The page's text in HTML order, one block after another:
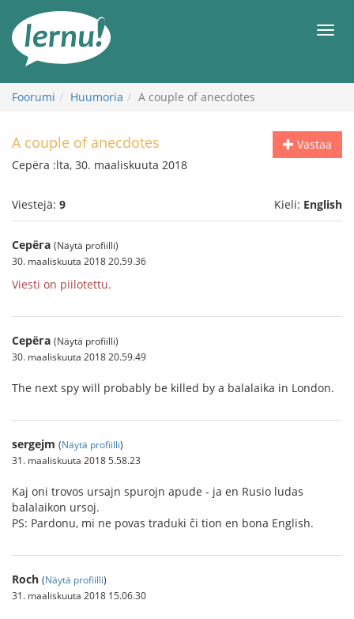
sisältöön
Foorumi Huumoria A couple of anecdotes
Vastaa
A couple of anecdotes
Серёга :lta, 30. maaliskuuta 2018
Viestejä: 9 Kieli: English
Серёга (Näytä profiilli)
30. maaliskuuta 2018 20.59.36
Viesti on piilotettu.
Серёга (Näytä profiilli)
30. maaliskuuta 2018 20.59.49
The next spy will probably be killed by a balalaika in London.
sergejm (Näytä profiilli)
31. maaliskuuta 2018 5.58.23
Kaj oni trovos ursajn spurojn apude - ja en Rusio ludas
balalaikon ursoj.
PS: Pardonu, mi ne povas traduki ĉi tion en bona English.
Roch (Näytä profiilli)
31. maaliskuuta 2018 15.06.30